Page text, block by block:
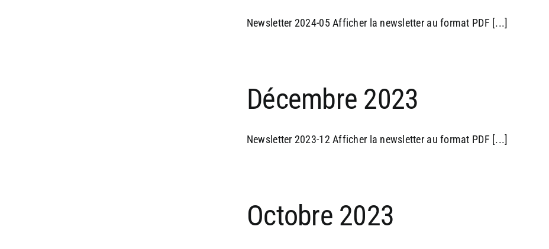
Newsletter 2024-05 Afficher la newsletter au format PDF [...]
Décembre 2023
Newsletter 2023-12 Afficher la newsletter au format PDF [...]
Octobre 2023